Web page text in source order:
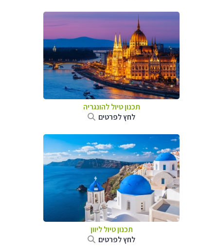
תכנון טיול להונגריה
לחץ לפרטים
תכנון טיול ליוון
לחץ לפרטים